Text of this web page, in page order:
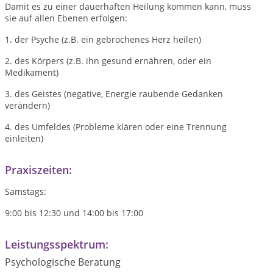
Damit es zu einer dauerhaften Heilung kommen kann, muss
sie auf allen Ebenen erfolgen:
1. der Psyche (z.B. ein gebrochenes Herz heilen)
2. des Körpers (z.B. ihn gesund ernähren, oder ein
Medikament)
3. des Geistes (negative, Energie raubende Gedanken
verändern)
4. des Umfeldes (Probleme klären oder eine Trennung
einleiten)
Praxiszeiten:
Samstags:
9:00 bis 12:30 und 14:00 bis 17:00
Leistungsspektrum:
Psychologische Beratung